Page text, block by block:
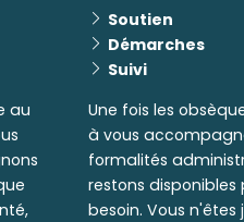
au
Soutien
Démarches
Suivi
Une fois les
à vous
formalités
restons
besoin. Vous n'êtes